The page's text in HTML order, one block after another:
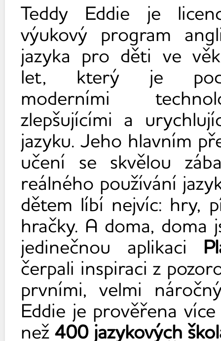
Teddy Eddie je
výukový program
jazyka pro děti ve
let, který je
moderními
zlepšujícími a
jazyku. Jeho hlavním
učení se skvělou
reálného používání
dětem líbí nejvíc: hry,
hračky. A doma, doma
jedinečnou aplikaci
čerpali inspiraci z
prvními, velmi
Eddie je prověřena
než 400 jazykových